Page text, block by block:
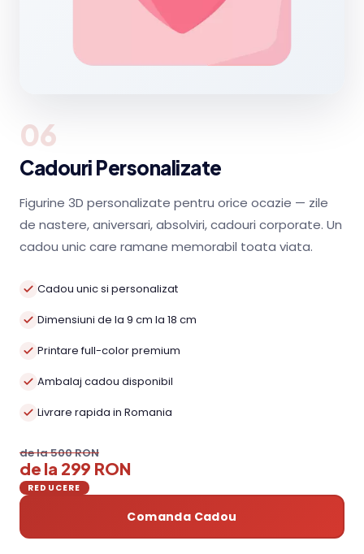
06
Cadouri Personalizate
Figurine 3D personalizate pentru orice ocazie — zile
de nastere, aniversari, absolviri, cadouri corporate. Un
cadou unic care ramane memorabil toata viata.
Cadou unic si personalizat
Dimensiuni de la 9 cm la 18 cm
Printare full-color premium
Ambalaj cadou disponibil
Livrare rapida in Romania
de la 500 RON
de la 299 RON
REDUCERE
Comanda Cadou